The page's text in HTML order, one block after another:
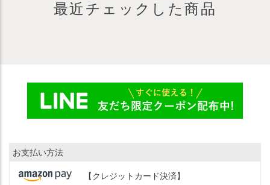
最近チェックした商品
お支払い方法
【クレジットカード決済】